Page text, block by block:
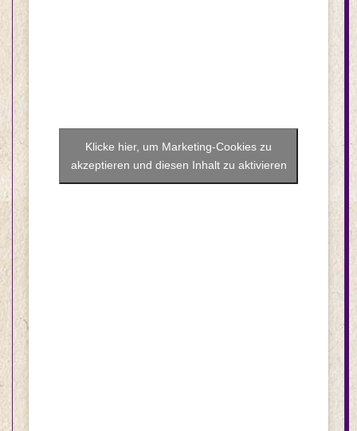
Klicke hier, um Marketing-Cookies zu
akzeptieren und diesen Inhalt zu aktivieren